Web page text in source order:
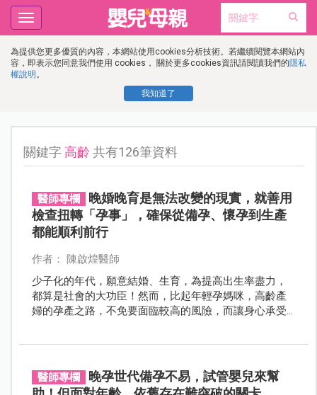
為提供您更多優質的內容，本網站使用cookies分析技術。若繼續閱覽本網站內
容，即表示您同意我們使用 cookies， 關於更多cookies資訊請閱讀我們的隱私
權說明 。
我知道了
Toggle
navigation
關鍵字 高齡 共有126筆資料
醫師專欄
晚婚晚育是無法改變的現實，就善用
檢查扭轉「孕事」，確保從備孕、懷孕到生產
都能順利前行
作者： 陳啟煌醫師
少子化的年代，願意結婚、生育，為提高出生率盡力，
都算是社會的大功臣！然而，比起年輕孕媽咪，高齡產
婦的孕產之路，不免要面臨較高的風險，而讓身心承受
醫師專欄
晚孕世代備孕不易，試管嬰兒來幫